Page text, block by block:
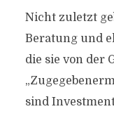
Nicht zuletzt
Beratung und
die sie von der
sind